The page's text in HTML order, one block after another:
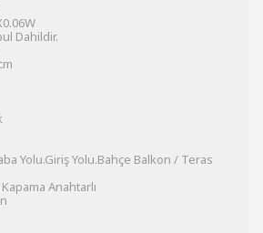
Dahildir.
Yolu.Giriş Yolu.Bahçe Balkon / Teras
Anahtarlı